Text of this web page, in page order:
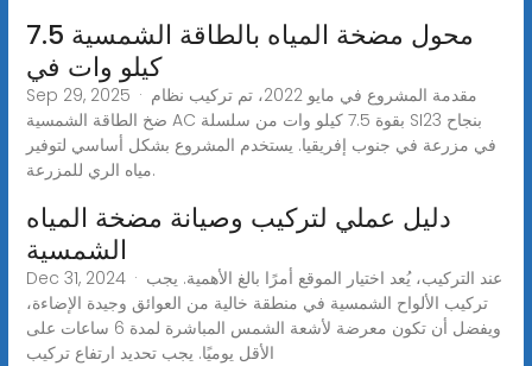
محول مضخة المياه بالطاقة الشمسية 7.5
كيلو وات في
Sep 29, 2025 · مقدمة المشروع في مايو 2022، تم تركيب نظام
ضخ الطاقة الشمسية AC بقوة 7.5 كيلو وات من سلسلة SI23 بنجاح
في مزرعة في جنوب إفريقيا. يستخدم المشروع بشكل أساسي لتوفير
مياه الري للمزرعة.
دليل عملي لتركيب وصيانة مضخة المياه
الشمسية
Dec 31, 2024 · عند التركيب، يُعد اختيار الموقع أمرًا بالغ الأهمية. يجب
تركيب الألواح الشمسية في منطقة خالية من العوائق وجيدة الإضاءة،
ويفضل أن تكون معرضة لأشعة الشمس المباشرة لمدة 6 ساعات على
الأقل يوميًا. يجب تحديد ارتفاع تركيب